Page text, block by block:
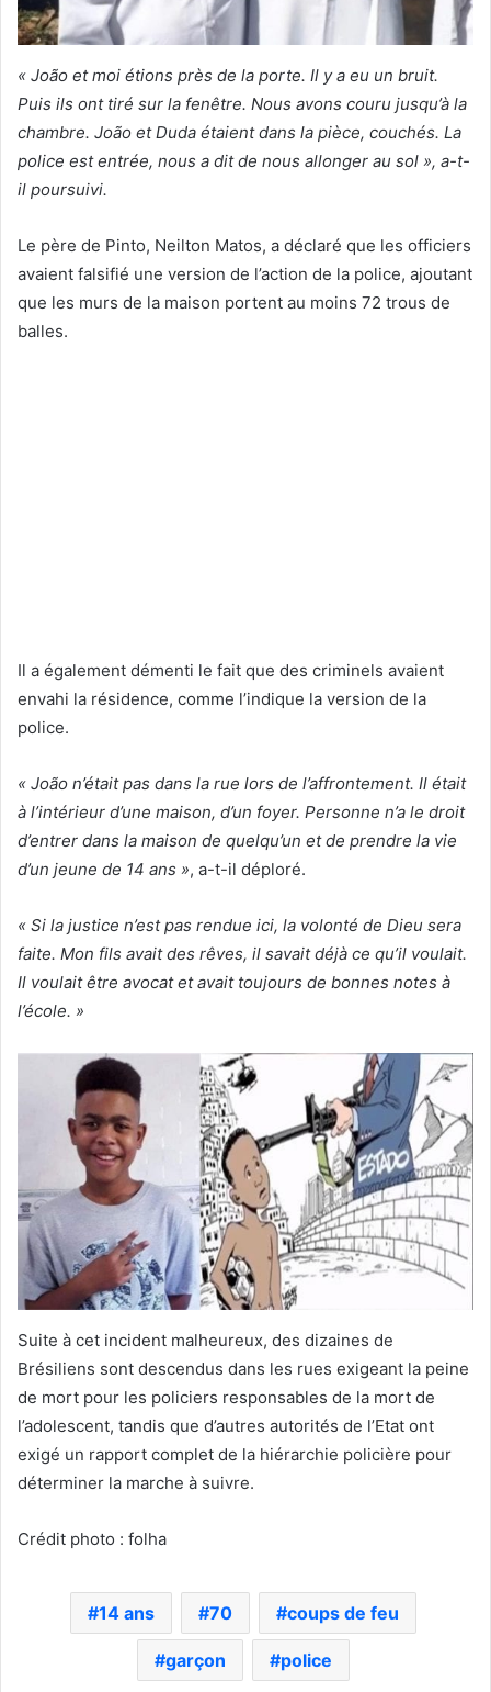
« João et moi étions près de la porte. Il y a eu un bruit.
Puis ils ont tiré sur la fenêtre. Nous avons couru jusqu’à la
chambre. João et Duda étaient dans la pièce, couchés. La
police est entrée, nous a dit de nous allonger au sol », a-t-
il poursuivi.
Le père de Pinto, Neilton Matos, a déclaré que les officiers
avaient falsifié une version de l’action de la police, ajoutant
que les murs de la maison portent au moins 72 trous de
balles.
Il a également démenti le fait que des criminels avaient
envahi la résidence, comme l’indique la version de la
police.
« João n’était pas dans la rue lors de l’affrontement. Il était
à l’intérieur d’une maison, d’un foyer. Personne n’a le droit
d’entrer dans la maison de quelqu’un et de prendre la vie
d’un jeune de 14 ans », a-t-il déploré.
« Si la justice n’est pas rendue ici, la volonté de Dieu sera
faite. Mon fils avait des rêves, il savait déjà ce qu’il voulait.
Il voulait être avocat et avait toujours de bonnes notes à
l’école. »
Suite à cet incident malheureux, des dizaines de
Brésiliens sont descendus dans les rues exigeant la peine
de mort pour les policiers responsables de la mort de
l’adolescent, tandis que d’autres autorités de l’Etat ont
exigé un rapport complet de la hiérarchie policière pour
déterminer la marche à suivre.
Crédit photo : folha
14 ans 70 coups de feu
garçon police